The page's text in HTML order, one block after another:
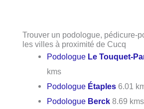
Trouver un podologue, pédicure-
les villes à proximité de Cucq
Podologue Le Touquet-
kms
Podologue Étaples 6.01
Podologue Berck 8.69 kms